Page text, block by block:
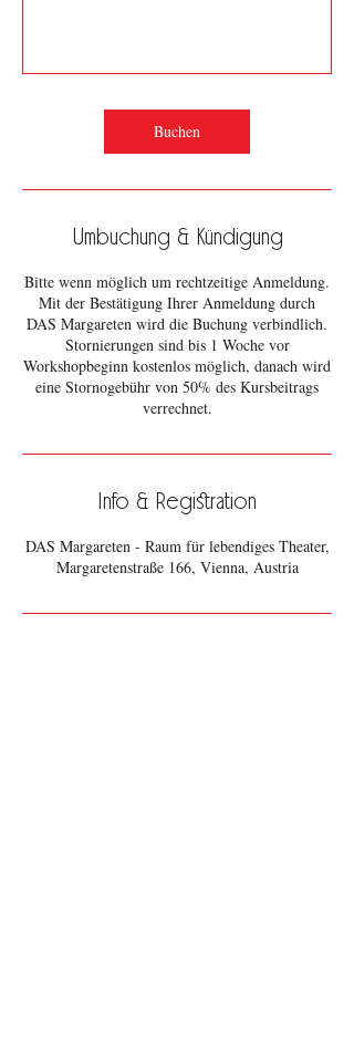
Buchen
Umbuchung & Kündigung
Bitte wenn möglich um rechtzeitige Anmeldung.
Mit der Bestätigung Ihrer Anmeldung durch
DAS Margareten wird die Buchung verbindlich.
Stornierungen sind bis 1 Woche vor
Workshopbeginn kostenlos möglich, danach wird
eine Stornogebühr von 50% des Kursbeitrags
verrechnet.
Info & Registration
DAS Margareten - Raum für lebendiges Theater,
Margaretenstraße 166, Vienna, Austria